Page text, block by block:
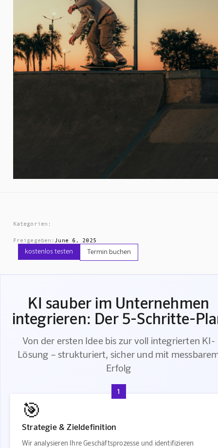
Kategorien:
Freigegeben: June 6, 2025
kostenlos testen Termin buchen
KI sauber im Unternehmen
integrieren: Der 5-Schritte-
Von der ersten Idee bis zur voll integrierten KI-
Lösung – strukturiert, sicher und mit
Erfolg
1
🎯
Strategie & Zieldefinition
Wir analysieren Ihre Geschäftsprozesse und identifizieren